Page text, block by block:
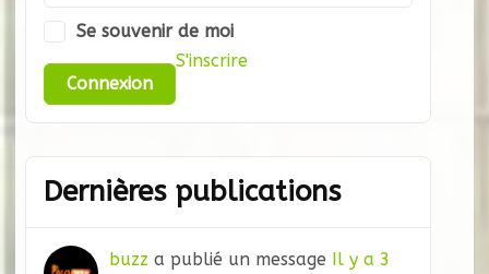
Se souvenir de moi
S'inscrire
Dernières publications
buzz a publié un message Il y a 3